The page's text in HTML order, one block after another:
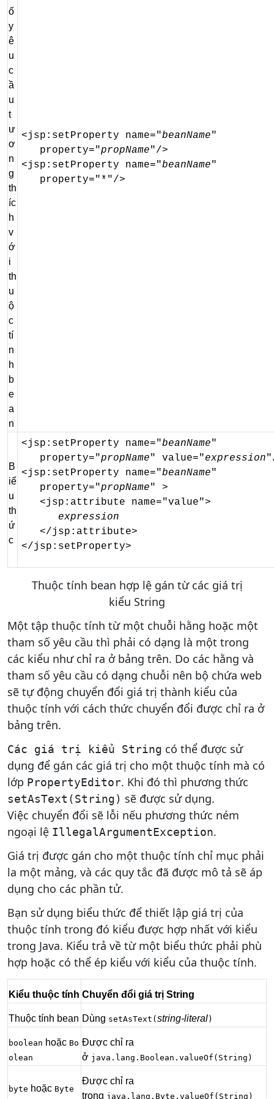
ố
y
ê
u
c
ầ
u
t
ư
ơ
n
g
th
íc
h
v
ớ
i
th
u
ộ
c
tí
n
h
b
e
a
n
<jsp:setProperty name="beanName"
   property="
propName"/>
<jsp:setProperty name="beanName"
   property="*"/>
B
iể
u
th
ứ
c
<jsp:setProperty name="beanName"
   property="
propName" value="expression
<jsp:setProperty name="beanName"
   property="
propName" >
   <jsp:attribute name="value">
expression
   </jsp:attribute>
</jsp:setProperty>
Thuộc tính bean hợp lệ gán từ các giá trị
kiểu String
Một tập thuộc tính từ một chuỗi hằng hoặc một
tham số yêu cầu thì phải có dạng là một trong
các kiểu như chỉ ra ở bảng trên. Do các hằng và
tham số yêu cầu có dạng chuỗi nên bộ chứa web
sẽ tự động chuyển đổi giá trị thành kiểu của
thuộc tính với cách thức chuyển đổi được chỉ ra ở
bảng trên.
Các giá trị kiểu String có thể được sử
dụng để gán các giá trị cho một thuộc tính mà có
lớp PropertyEditor. Khi đó thì phương thức
setAsText(String) sẽ được sử dụng.
Việc chuyển đổi sẽ lỗi nếu phương thức ném
ngoại lệ IllegalArgumentException.
Giá trị được gán cho một thuộc tính chỉ mục phải
la một mảng, và các quy tắc đã được mô tả sẽ áp
dụng cho các phần tử.
Bạn sử dụng biểu thức để thiết lập giá trị của
thuộc tính trong đó kiểu được hợp nhất với kiểu
trong Java. Kiểu trả về từ một biểu thức phải phù
hợp hoặc có thể ép kiểu với kiểu của thuộc tính.
Kiểu thuộc tính Chuyển đổi giá trị String
Thuộc tính bean Dùng setAsText( string-literal)
boolean hoặc Bo
olean
Được chỉ ra
ở java.lang.Boolean.valueOf(String)
byte hoặc Byte
Được chỉ ra
trong java.lang.Byte.valueOf(String)